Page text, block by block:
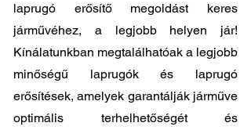
laprugó erősítő megoldást keres
járművéhez, a legjobb helyen jár!
Kínálatunkban megtalálhatóak a legjobb
minőségű laprugók és laprugó
erősítések, amelyek garantálják járműve
optimális terhelhetőségét és